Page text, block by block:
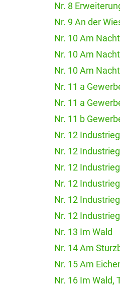
Nr. 8
Nr. 9 An der
Nr. 10 Am
Nr. 10 Am
Nr. 10 Am
Nr. 11 a
Nr. 11 a
Nr. 11 b
Nr. 12
Nr. 12
Nr. 12
Nr. 12
Nr. 12
Nr. 12
Nr. 13 Im Wald
Nr. 14 Am
Nr. 15 Am
Nr. 16 Im Wald,